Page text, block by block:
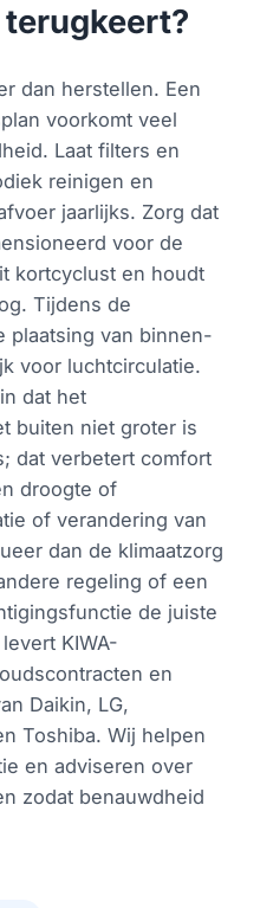
dan herstellen. Een
voorkomt veel
Laat filters en
reinigen en
jaarlijks. Zorg dat
voor de
kortcyclust en houdt
Tijdens de
plaatsing van binnen-
voor luchtcirculatie.
dat het
buiten niet groter is
dat verbetert comfort
droogte of
of verandering van
dan de klimaatzorg
regeling of een
de juiste
KIWA-
en
Daikin, LG,
Toshiba. Wij helpen
en adviseren over
zodat benauwdheid